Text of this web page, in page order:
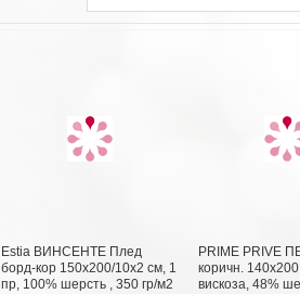
Estia ВИНСЕНТЕ Плед
борд-кор 150х200/10х2 см, 1
пр, 100% шерсть , 350 гр/м2
PRIME PRIVE
коричн.
вискоза, 48%